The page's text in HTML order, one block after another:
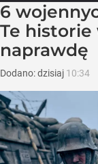
6
Te historie
naprawdę
Dodano:dzisiaj 10:34